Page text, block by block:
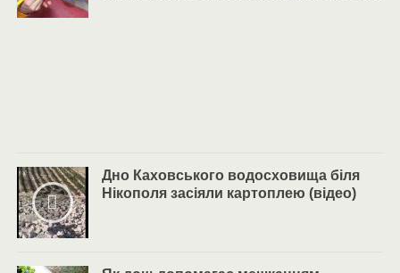
Дно Каховського водосховища біля
Нікополя засіяли картоплею (відео)